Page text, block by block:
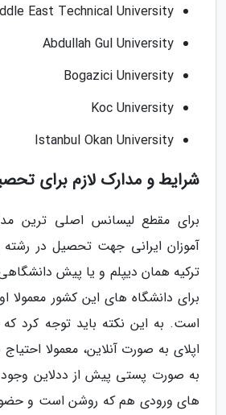
East Technical University
Abdullah Gul University
Bogazici University
Koc University
Istanbul Okan University
شرایط و مدارک لازم برای
برای مقطع لیسانس اصلی ترین
آموزان ایرانی جهت تحصیل در رشته
ترکیه همان دیپلم و یا پیش
برای دانشگاه های این کشور
است. به این نکته باید توجه کرد
اپلای به صورت آنلاین، معمولا
به صورت پستی پیش از ددلاین وجود
های ورودی هم که روشن است و حضور